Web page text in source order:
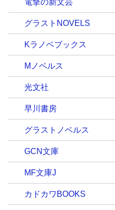
グラストNOVELS
Kラノベブックス
Mノベルス
光文社
早川書房
グラストノベルス
GCN文庫
MF文庫J
カドカワBOOKS